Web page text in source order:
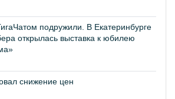
подружили. В Екатеринбурге
открылась выставка к юбилею
снижение цен